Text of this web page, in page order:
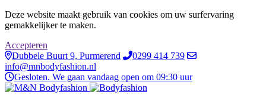
Deze website maakt gebruik van cookies om uw surfervaring
gemakkelijker te maken.
Accepteren
Dubbele Buurt 9, Purmerend
0299 414 739
info@mnbodyfashion.nl
Gesloten. We gaan vandaag open om 09:30 uur